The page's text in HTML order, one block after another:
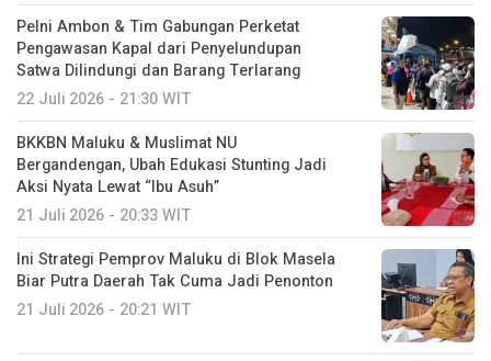
Pelni Ambon & Tim Gabungan Perketat
Pengawasan Kapal dari Penyelundupan
Satwa Dilindungi dan Barang Terlarang
22 Juli 2026 - 21:30 WIT
BKKBN Maluku & Muslimat NU
Bergandengan, Ubah Edukasi Stunting Jadi
Aksi Nyata Lewat “Ibu Asuh”
21 Juli 2026 - 20:33 WIT
Ini Strategi Pemprov Maluku di Blok Masela
Biar Putra Daerah Tak Cuma Jadi Penonton
21 Juli 2026 - 20:21 WIT